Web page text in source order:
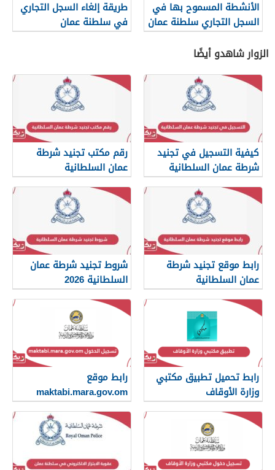
الأنشطة المسموح بها في
السجل التجاري سلطنة عمان
طريقة إلغاء السجل التجاري
في سلطنة عمان
الزوار شاهدو أيضًا
كيفية التسجيل في تجنيد
شرطة عمان السلطانية
2026
رقم مكتب تجنيد شرطة
عمان السلطانية
رابط موقع تجنيد شرطة
عمان السلطانية
شروط تجنيد شرطة عمان
السلطانية 2026
رابط تحميل تطبيق مكتبي
وزارة الأوقاف
رابط موقع
maktabi.mara.gov.om
تسجيل الدخول